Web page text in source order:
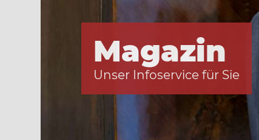
Magazin
Unser Infoservice für Sie